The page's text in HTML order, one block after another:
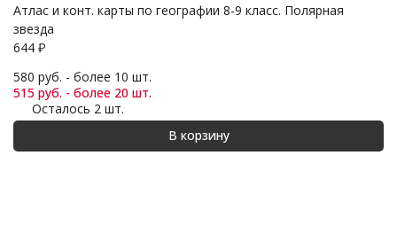
Атлас и конт. карты по географии 8-9 класс. Полярная
звезда
644 ₽
580 руб. - более 10 шт.
515 руб. - более 20 шт.
Осталось 2 шт.
В корзину